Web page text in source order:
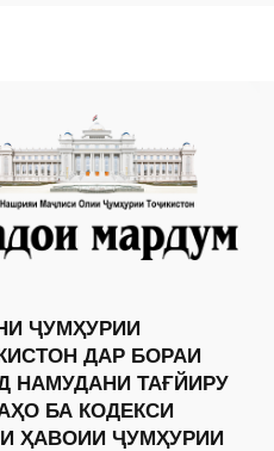
ҶУМҲУРИИ
ДАР БОРАИ
НАМУДАНИ ТАҒЙИРУ
БА КОДЕКСИ
ҲАВОИИ ҶУМҲУРИИ